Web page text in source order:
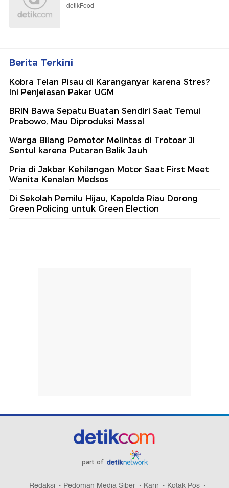
detikFood
Berita Terkini
Kobra Telan Pisau di Karanganyar karena Stres?
Ini Penjelasan Pakar UGM
BRIN Bawa Sepatu Buatan Sendiri Saat Temui
Prabowo, Mau Diproduksi Massal
Warga Bilang Pemotor Melintas di Trotoar Jl
Sentul karena Putaran Balik Jauh
Pria di Jakbar Kehilangan Motor Saat First Meet
Wanita Kenalan Medsos
Di Sekolah Pemilu Hijau, Kapolda Riau Dorong
Green Policing untuk Green Election
part of
Redaksi Pedoman Media Siber Karir Kotak Pos